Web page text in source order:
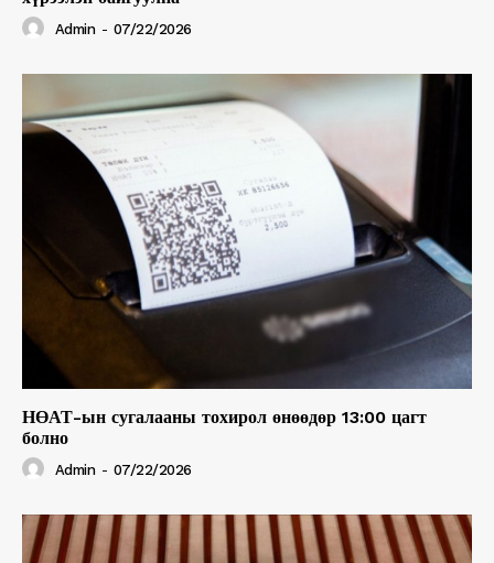
Admin - 07/22/2026
НӨАТ-ын сугалааны тохирол өнөөдөр 13:00 цагт
болно
Admin - 07/22/2026